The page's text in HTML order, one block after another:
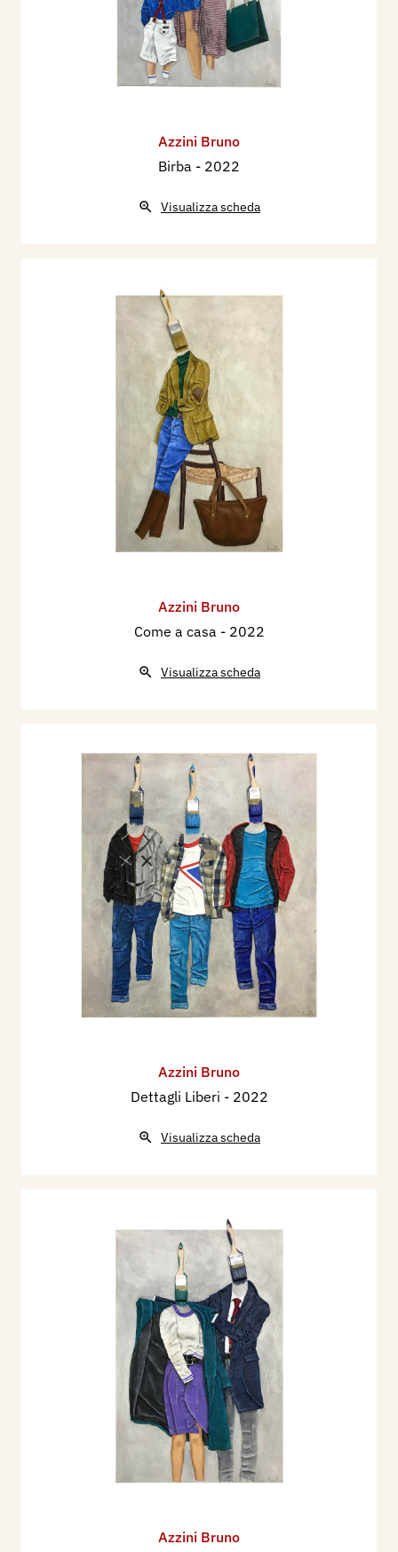
Azzini Bruno
Birba - 2022
Visualizza scheda
Azzini Bruno
Come a casa - 2022
Visualizza scheda
Azzini Bruno
Dettagli Liberi - 2022
Visualizza scheda
Azzini Bruno